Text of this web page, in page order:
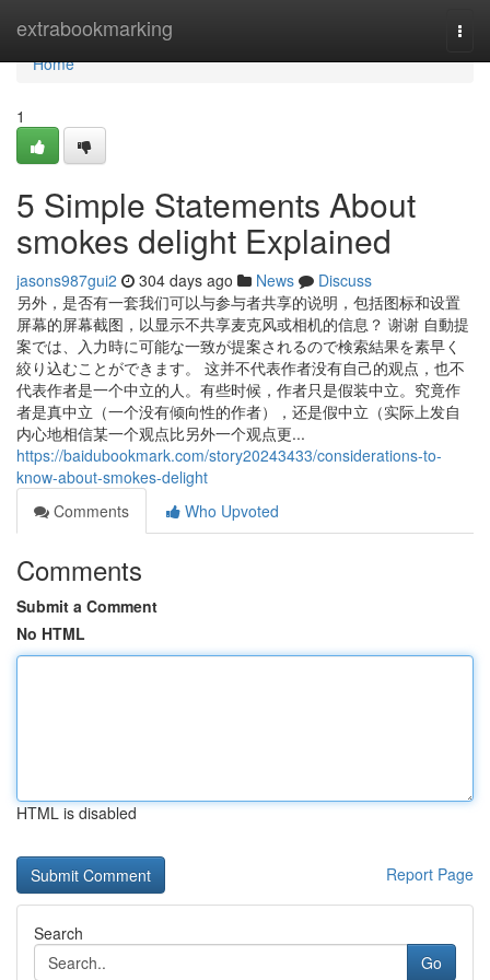
extrabookmarking
Home
Home
1
5 Simple Statements About
smokes delight Explained
jasons987gui2 304 days ago News
Discuss
另外，是否有一套我们可以与参与者共享的说明，包括图标和设置
屏幕的屏幕截图，以显示不共享麦克风或相机的信息？ 谢谢 自動提
案では、入力時に可能な一致が提案されるので検索結果を素早く
絞り込むことができます。 这并不代表作者没有自己的观点，也不
代表作者是一个中立的人。有些时候，作者只是假装中立。究竟作
者是真中立（一个没有倾向性的作者），还是假中立（实际上发自
内心地相信某一个观点比另外一个观点更...
https://baidubookmark.com/story20243433/considerations-to-
know-about-smokes-delight
Comments
Who Upvoted
Comments
Submit a Comment
No HTML
HTML is disabled
Report Page
Search
Go